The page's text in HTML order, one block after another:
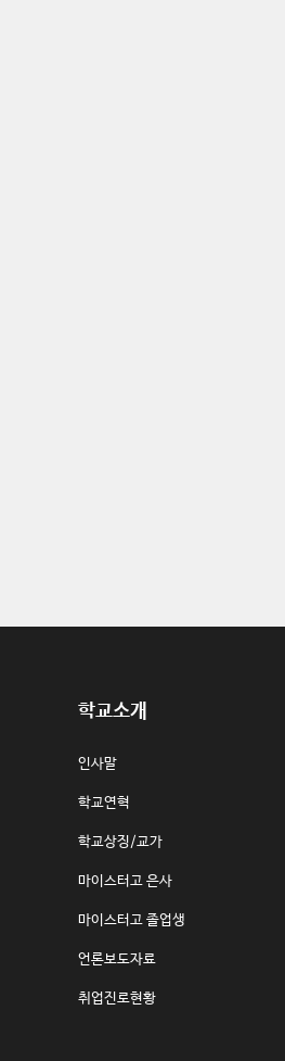
학교소개
인사말
학교연혁
학교상징/교가
마이스터고 은사
마이스터고 졸업생
언론보도자료
취업진로현황